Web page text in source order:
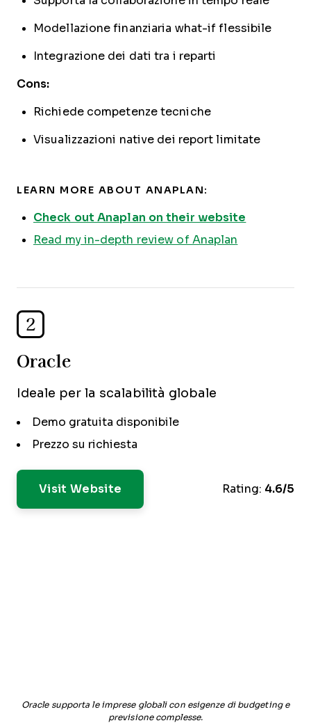
Modellazione finanziaria what-if flessibile
Integrazione dei dati tra i reparti
Cons:
Richiede competenze tecniche
Visualizzazioni native dei report limitate
LEARN MORE ABOUT ANAPLAN:
Check out Anaplan on their website
Read my in-depth review of Anaplan
2
Oracle
Ideale per la scalabilità globale
Demo gratuita disponibile
Prezzo su richiesta
Visit Website Rating: 4.6/5
Oracle supporta le imprese globali con esigenze di budgeting e
previsione complesse.